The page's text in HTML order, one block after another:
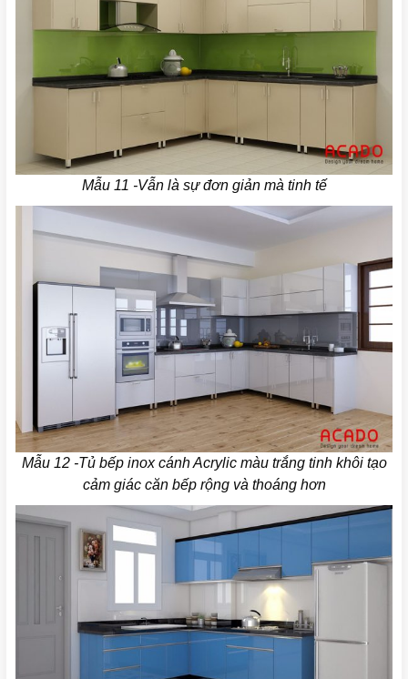
Mẫu 11 -Vẫn là sự đơn giản mà tinh tế
Mẫu 12 -Tủ bếp inox cánh Acrylic màu trắng tinh khôi tạo
cảm giác căn bếp rộng và thoáng hơn